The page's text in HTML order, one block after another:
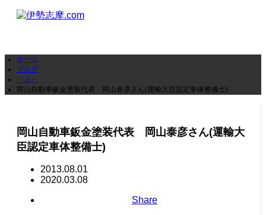
ホーム
ブログ
「人」
岡山自動車鈑金塗装代表 岡山泰彦さん(運輸大臣認定車体整備士)
岡山自動車鈑金塗装代表 岡山泰彦さん(運輸大
臣認定車体整備士)
2013.08.01
2020.03.08
Share